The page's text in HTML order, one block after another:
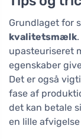
Grundlaget for
kvalitetsmælk
upasteuriseret
egenskaber
Det er også
fase af
det kan betale
en lille